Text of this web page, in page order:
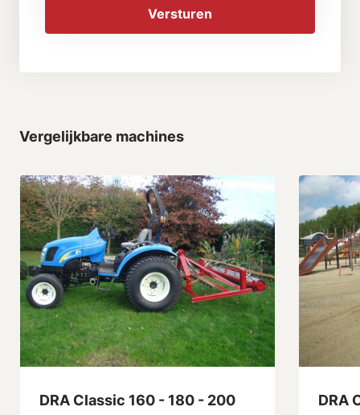
Versturen
Vergelijkbare machines
DRA Classic 160 - 180 - 200
DRA